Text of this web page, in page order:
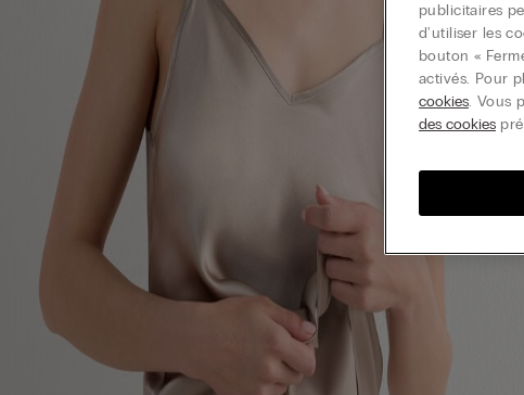
publicitaires
d'utiliser les
bouton «
activés. Pour
cookies. Vous
des cookies